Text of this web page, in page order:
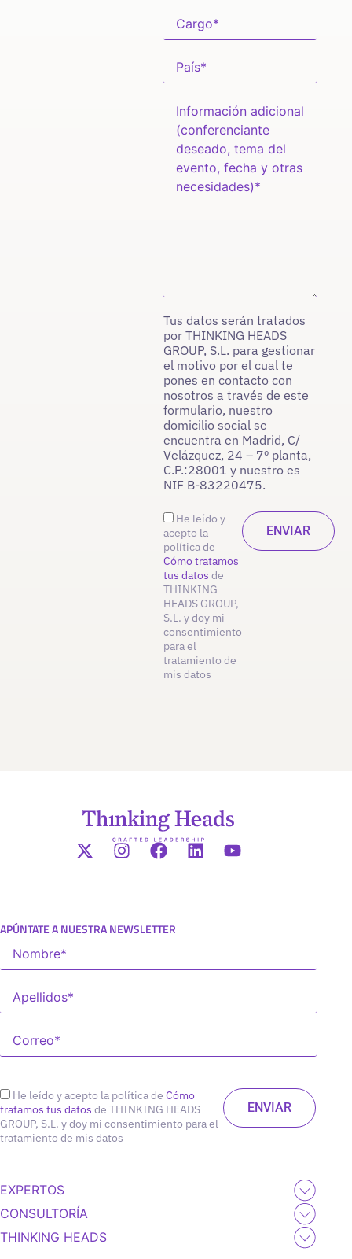
Tus datos serán tratados
por THINKING HEADS
GROUP, S.L. para gestionar
el motivo por el cual te
pones en contacto con
nosotros a través de este
formulario, nuestro
domicilio social se
encuentra en Madrid, C/
Velázquez, 24 – 7º planta,
C.P.:28001 y nuestro es
NIF B-83220475.
He leído y
acepto la
política de
Cómo tratamos
tus datos de
THINKING
HEADS GROUP,
S.L. y doy mi
consentimiento
para el
tratamiento de
mis datos
APÚNTATE A NUESTRA NEWSLETTER
He leído y acepto la política de Cómo
tratamos tus datos de THINKING HEADS
GROUP, S.L. y doy mi consentimiento para el
tratamiento de mis datos
EXPERTOS
CONSULTORÍA
THINKING HEADS